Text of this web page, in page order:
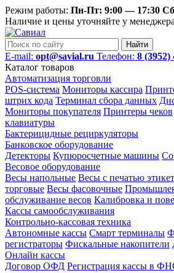
Режим работы: Пн-Пт: 9:00 — 17:30
Наличие и цены уточняйте у
Найти
E-mail: opt@savial.ru Телефон: 8 (3952)
Каталог товаров
Автоматизация торговли
POS-система Мониторы кассира
штрих кода Терминал сбора данных
Мониторы покупателя Принтеры чеков
клавиатуры
Бактерицидные рециркуляторы
Банковское оборудование
Детекторы Купюросчетные машины
Весовое оборудование
Весы напольные Весы с печатью
торговые Весы фасовочные
обслуживание весов Калибровка и
Кассы самообслуживания
Контрольно-кассовая техника
Автономные кассы Смарт терминалы
регистраторы Фискальные накопители
Онлайн кассы
Договор ОФД Регистрация кассы в